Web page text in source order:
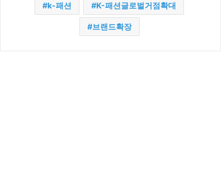
k-패션 K-패션글로벌거점확대
브랜드확장